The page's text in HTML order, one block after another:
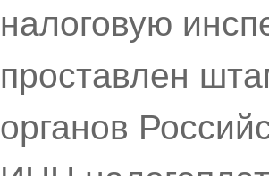
налоговую
проставлен
органов